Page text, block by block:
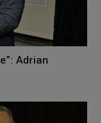
Adrian